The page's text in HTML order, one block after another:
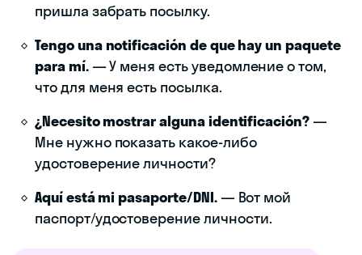
пришла забрать посылку.
Tengo una notificación de que hay un paquete
para mí.— У меня есть уведомление о том,
что для меня есть посылка.
¿Necesito mostrar alguna identificación?—
Мне нужно показать какое-либо
удостоверение личности?
Aquí está mi pasaporte/DNI.— Вот мой
паспорт/удостоверение личности.